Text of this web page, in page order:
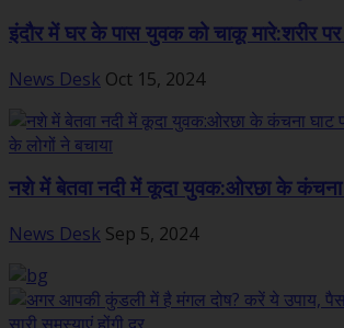
इंदौर में घर के पास युवक को चाकू मारे:शरीर पर
News Desk Oct 15, 2024
नशे में बेतवा नदी में कूदा युवक:ओरछा के कंचना
News Desk Sep 5, 2024